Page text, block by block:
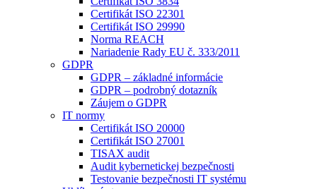
Certifikát ISO 22301
Certifikát ISO 29990
Norma REACH
Nariadenie Rady EU č. 333/2011
GDPR
GDPR – základné informácie
GDPR – podrobný dotazník
Záujem o GDPR
IT normy
Certifikát ISO 20000
Certifikát ISO 27001
TISAX audit
Audit kybernetickej bezpečnosti
Testovanie bezpečnosti IT systému